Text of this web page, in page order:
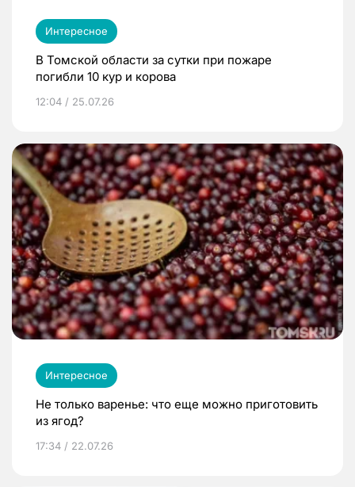
Интересное
В Томской области за сутки при пожаре
погибли 10 кур и корова
12:04 / 25.07.26
Интересное
Не только варенье: что еще можно приготовить
из ягод?
17:34 / 22.07.26